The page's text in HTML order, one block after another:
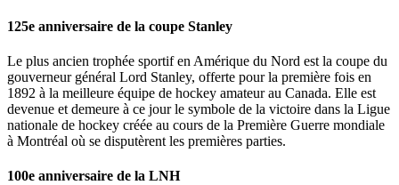
125e anniversaire de la coupe Stanley
Le plus ancien trophée sportif en Amérique du Nord est la coupe du
gouverneur général Lord Stanley, offerte pour la première fois en
1892 à la meilleure équipe de hockey amateur au Canada. Elle est
devenue et demeure à ce jour le symbole de la victoire dans la Ligue
nationale de hockey créée au cours de la Première Guerre mondiale
à Montréal où se disputèrent les premières parties.
100e anniversaire de la LNH